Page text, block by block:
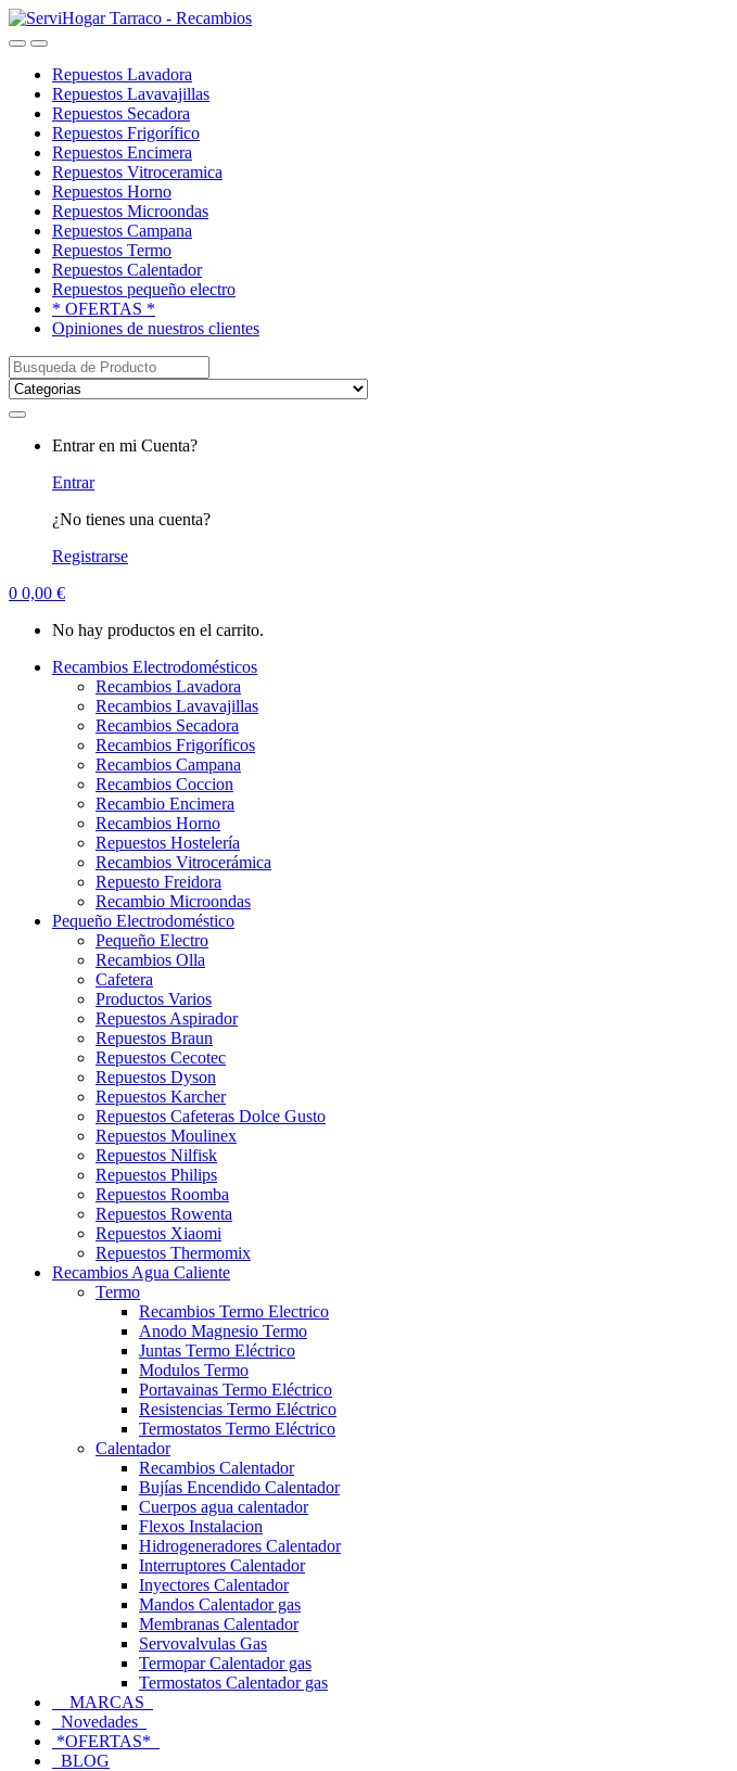
Saltar
a
saltar
al
OpenClose
Repuestos Lavadora
Repuestos Lavavajillas
Repuestos Secadora
Repuestos Frigorífico
Repuestos Encimera
Repuestos Vitroceramica
Repuestos Horno
Repuestos Microondas
Repuestos Campana
Repuestos Termo
Repuestos Calentador
Repuestos pequeño electro
* OFERTAS *
Opiniones de nuestros clientes
Buscar:
Entrar en mi Cuenta?
Entrar
¿No tienes una cuenta?
Registrarse
0 0,00 €
No hay productos en el carrito.
Recambios Electrodomésticos
Recambios Lavadora
Recambios Lavavajillas
Recambios Secadora
Recambios Frigoríficos
Recambios Campana
Recambios Coccion
Recambio Encimera
Recambios Horno
Repuestos Hostelería
Recambios Vitrocerámica
Repuesto Freidora
Recambio Microondas
Pequeño Electrodoméstico
Pequeño Electro
Recambios Olla
Cafetera
Productos Varios
Repuestos Aspirador
Repuestos Braun
Repuestos Cecotec
Repuestos Dyson
Repuestos Karcher
Repuestos Cafeteras Dolce Gusto
Repuestos Moulinex
Repuestos Nilfisk
Repuestos Philips
Repuestos Roomba
Repuestos Rowenta
Repuestos Xiaomi
Repuestos Thermomix
Recambios Agua Caliente
Termo
Recambios Termo Electrico
Anodo Magnesio Termo
Juntas Termo Eléctrico
Modulos Termo
Portavainas Termo Eléctrico
Resistencias Termo Eléctrico
Termostatos Termo Eléctrico
Calentador
Recambios Calentador
Bujías Encendido Calentador
Cuerpos agua calentador
Flexos Instalacion
Hidrogeneradores Calentador
Interruptores Calentador
Inyectores Calentador
Mandos Calentador gas
Membranas Calentador
Servovalvulas Gas
Termopar Calentador gas
Termostatos Calentador gas
MARCAS
Novedades
*OFERTAS*
BLOG